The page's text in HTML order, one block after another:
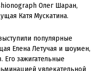
Олег Шаран,
Катя Мускатина.
популярные
Елена Летучая и шоумен,
зажигательные
увлекательной